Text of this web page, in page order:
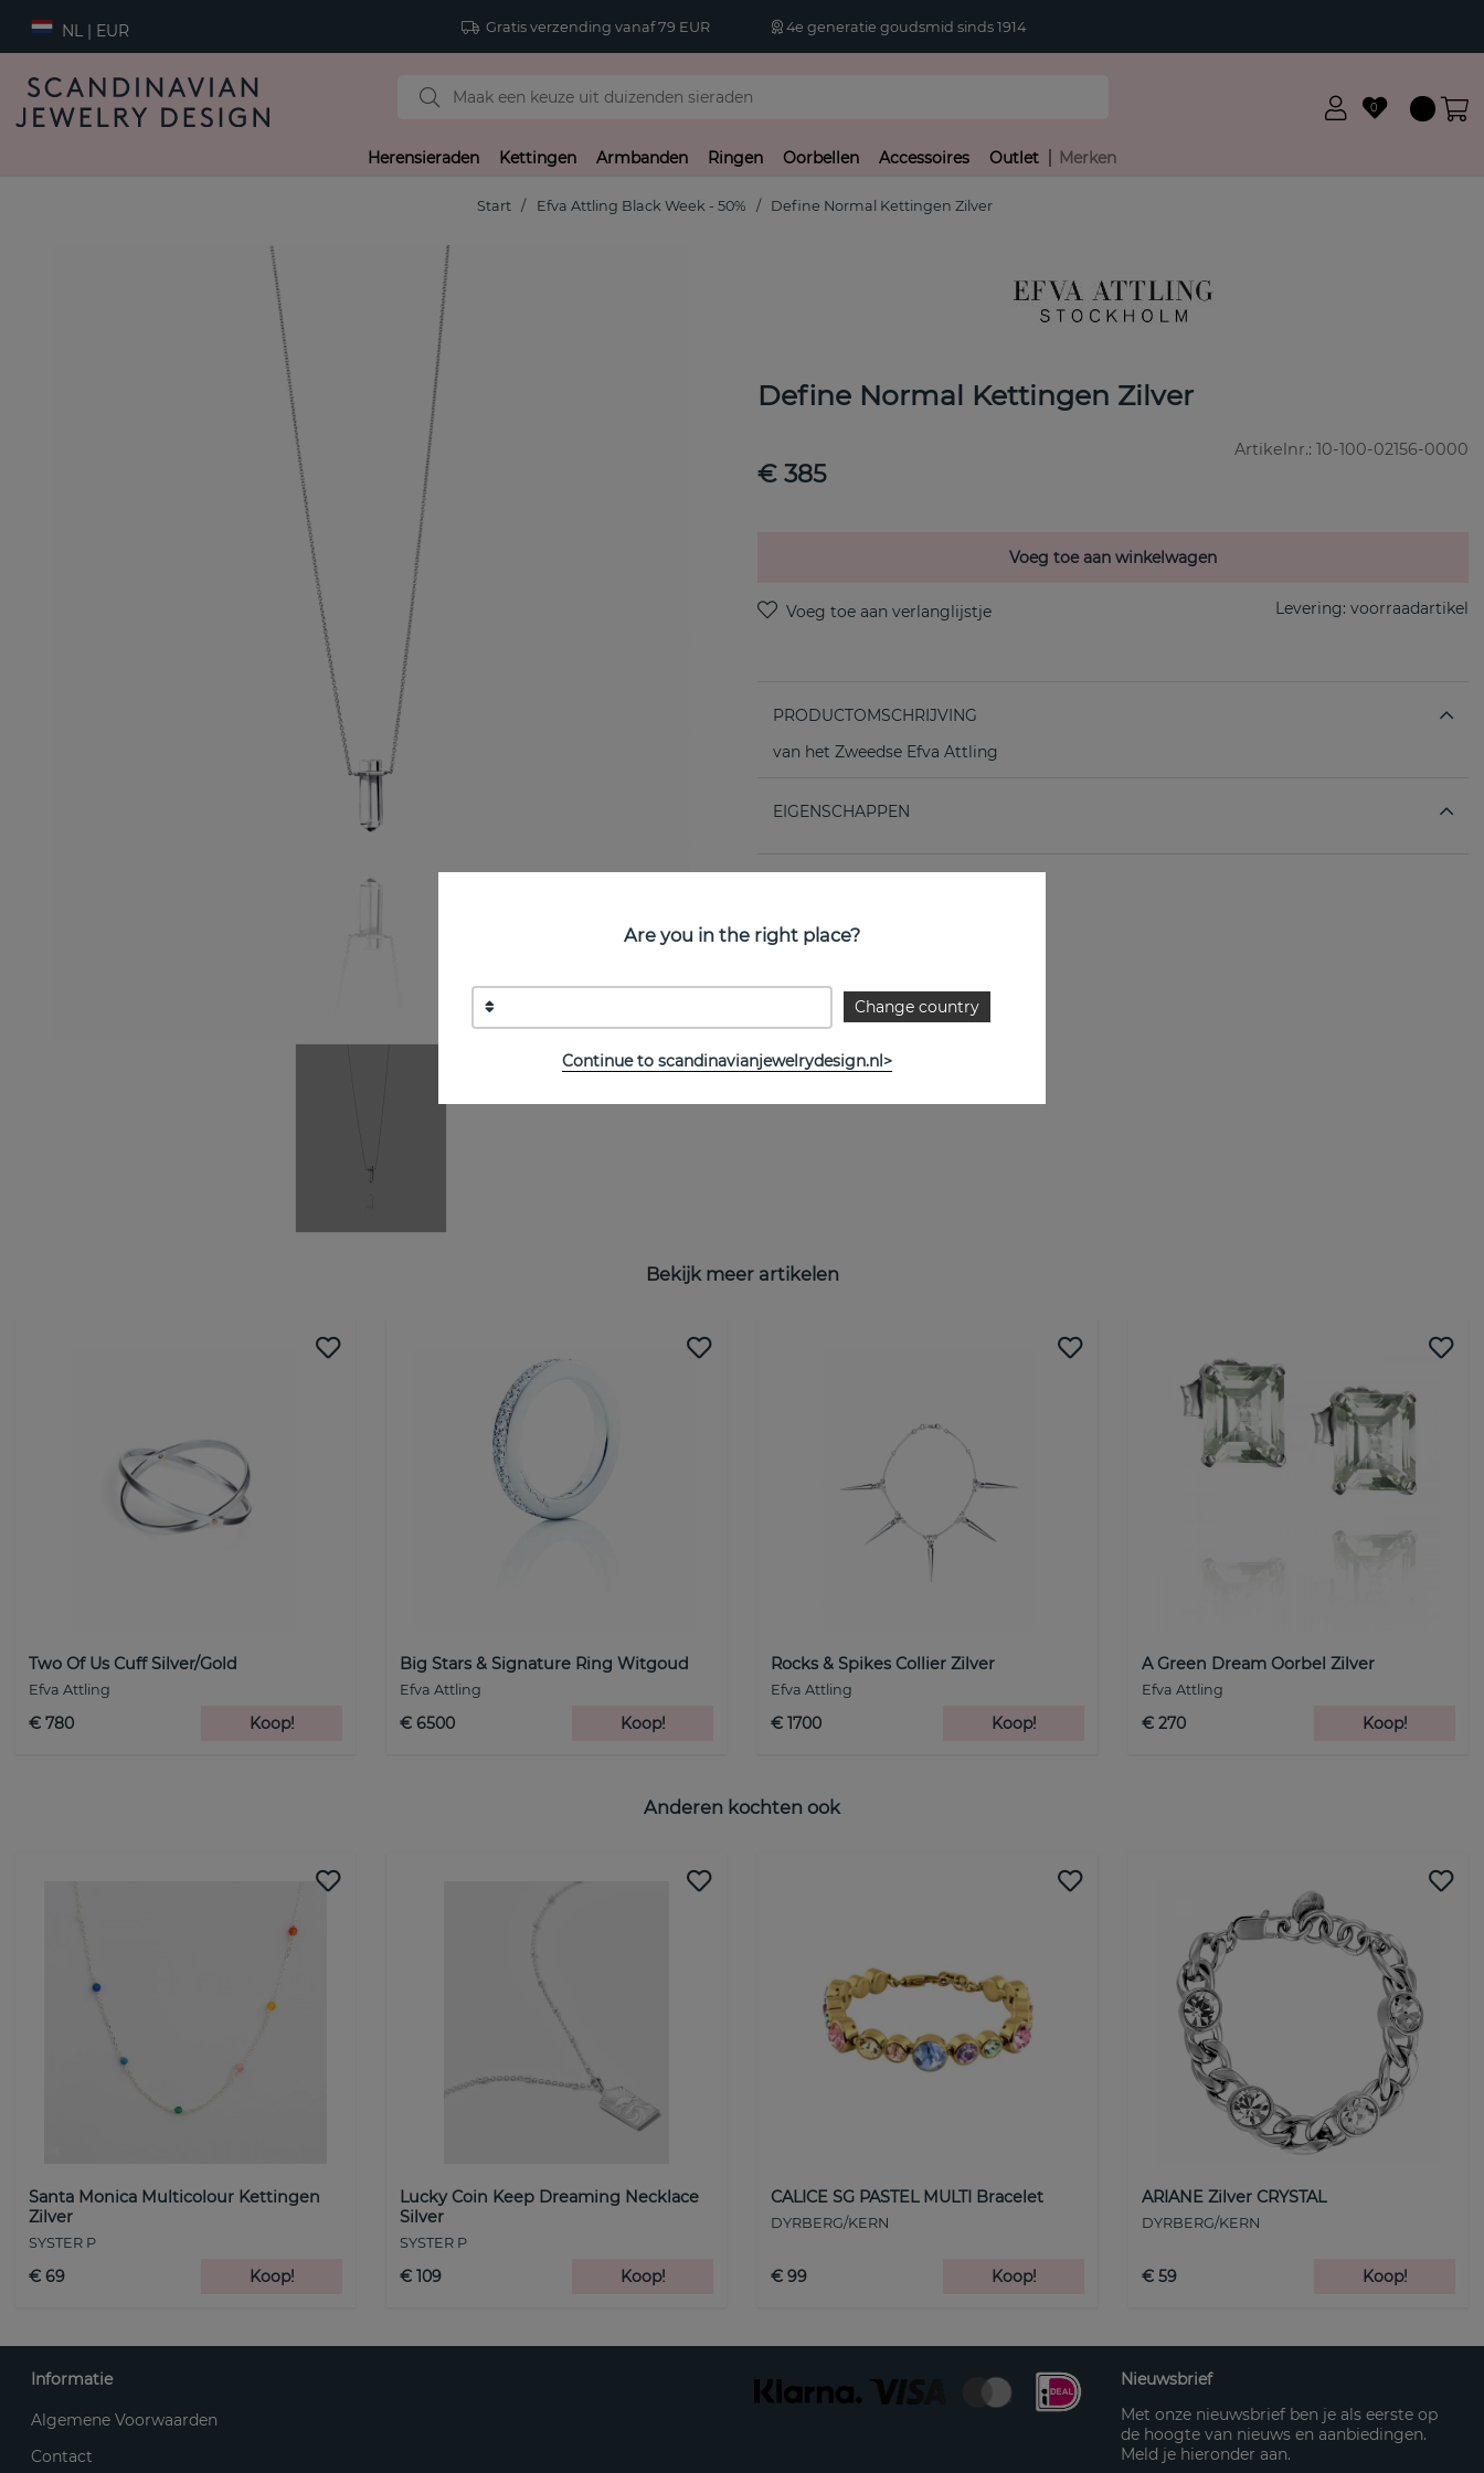
NL | EUR Gratis verzending vanaf 79 EUR 4e generatie goudsmid sinds 1914
0
Herensieraden Kettingen Armbanden Ringen Oorbellen Accessoires Outlet Merken
Start Efva Attling Black Week - 50% Define Normal Kettingen Zilver
Define Normal Kettingen Zilver
Artikelnr.: 10-100-02156-0000
€ 385
Voeg toe aan winkelwagen
Levering: voorraadartikel
PRODUCTOMSCHRIJVING
van het Zweedse Efva Attling
EIGENSCHAPPEN
Bekijk meer artikelen
Two Of Us Cuff Silver/Gold
Efva Attling
€ 780 Koop!
Big Stars & Signature Ring Witgoud
Efva Attling
€ 6500 Koop!
Rocks & Spikes Collier Zilver
Efva Attling
€ 1700 Koop!
A Green Dream Oorbel Zilver
Efva Attling
€ 270 Koop!
Anderen kochten ook
Santa Monica Multicolour Kettingen
Zilver
SYSTER P
€ 69 Koop!
Lucky Coin Keep Dreaming Necklace
Silver
SYSTER P
€ 109 Koop!
CALICE SG PASTEL MULTI Bracelet
DYRBERG/KERN
€ 99 Koop!
ARIANE Zilver CRYSTAL
DYRBERG/KERN
€ 59 Koop!
Are you in the right place?
Change country
Continue to scandinavianjewelrydesign.nl>
Informatie
Algemene Voorwaarden
Contact
Nieuwsbrief
Met onze nieuwsbrief ben je als eerste op
de hoogte van nieuws en aanbiedingen.
Meld je hieronder aan.